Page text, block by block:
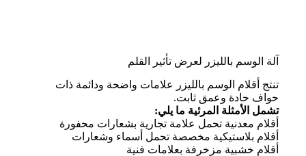
آلة الوسم بالليزر لعرض تأثير القلم
تنتج أقلام الوسم بالليزر علامات واضحة ودائمة ذات
حواف حادة وعمق ثابت.
تشمل الأمثلة المرئية ما يلي:
أقلام معدنية تحمل علامة تجارية بشعارات محفورة
أقلام بلاستيكية مخصصة تحمل أسماء وشعارات
أقلام خشبية مزخرفة بعلامات فنية